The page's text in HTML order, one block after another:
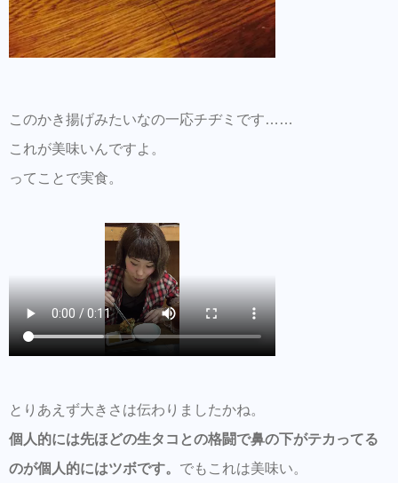
このかき揚げみたいなの一応チヂミです……
これが美味いんですよ。
ってことで実食。
とりあえず大きさは伝わりましたかね。
個人的には先ほどの生タコとの格闘で鼻の下がテカってる
のが個人的にはツボです。 でもこれは美味い。